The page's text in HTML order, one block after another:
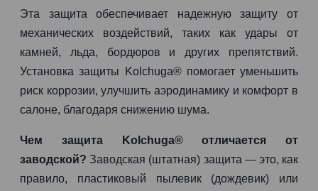
Эта защита обеспечивает надежную защиту от
механических воздействий, таких как удары от
камней, льда, бордюров и других препятствий.
Установка защиты Kolchuga® помогает уменьшить
риск коррозии, улучшить аэродинамику и комфорт в
салоне, благодаря снижению шума.
Чем защита Kolchuga® отличается от
заводской? Заводская (штатная) защита — это, как
правило, пластиковый пылевик (дождевик) или